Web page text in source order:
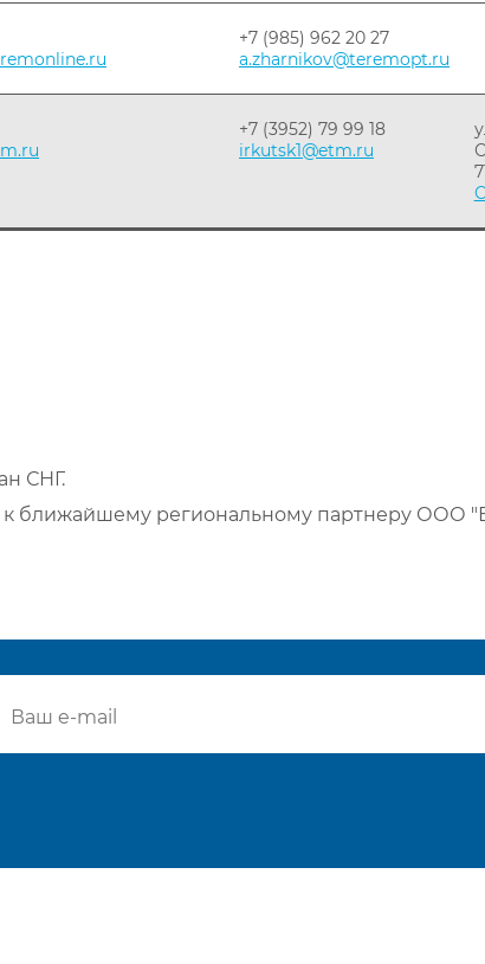
+7 (985) 962 20 27
a.zharnikov@teremopt.ru
+7 (3952) 79 99 18
irkutsk1@etm.ru
СНГ.
к ближайшему региональному партнеру ООО